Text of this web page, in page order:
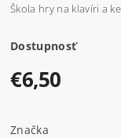
Škola hry na klavíri a
Dostupnosť
€6,50
Značka